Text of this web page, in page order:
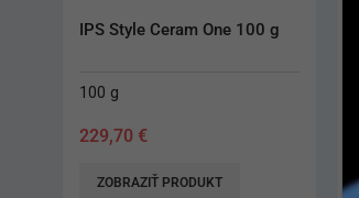
IPS inLine System Opaquer 3
3 g
38,30€ –
ZOBRAZIŤ PRODUKT